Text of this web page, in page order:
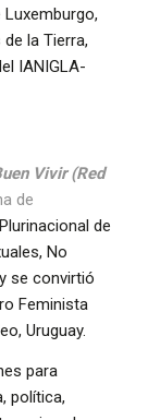
Luxemburgo,
la Tierra,
IANIGLA-
Vivir (Red
de
de
No
se convirtió
Feminista
Uruguay.
para
política,